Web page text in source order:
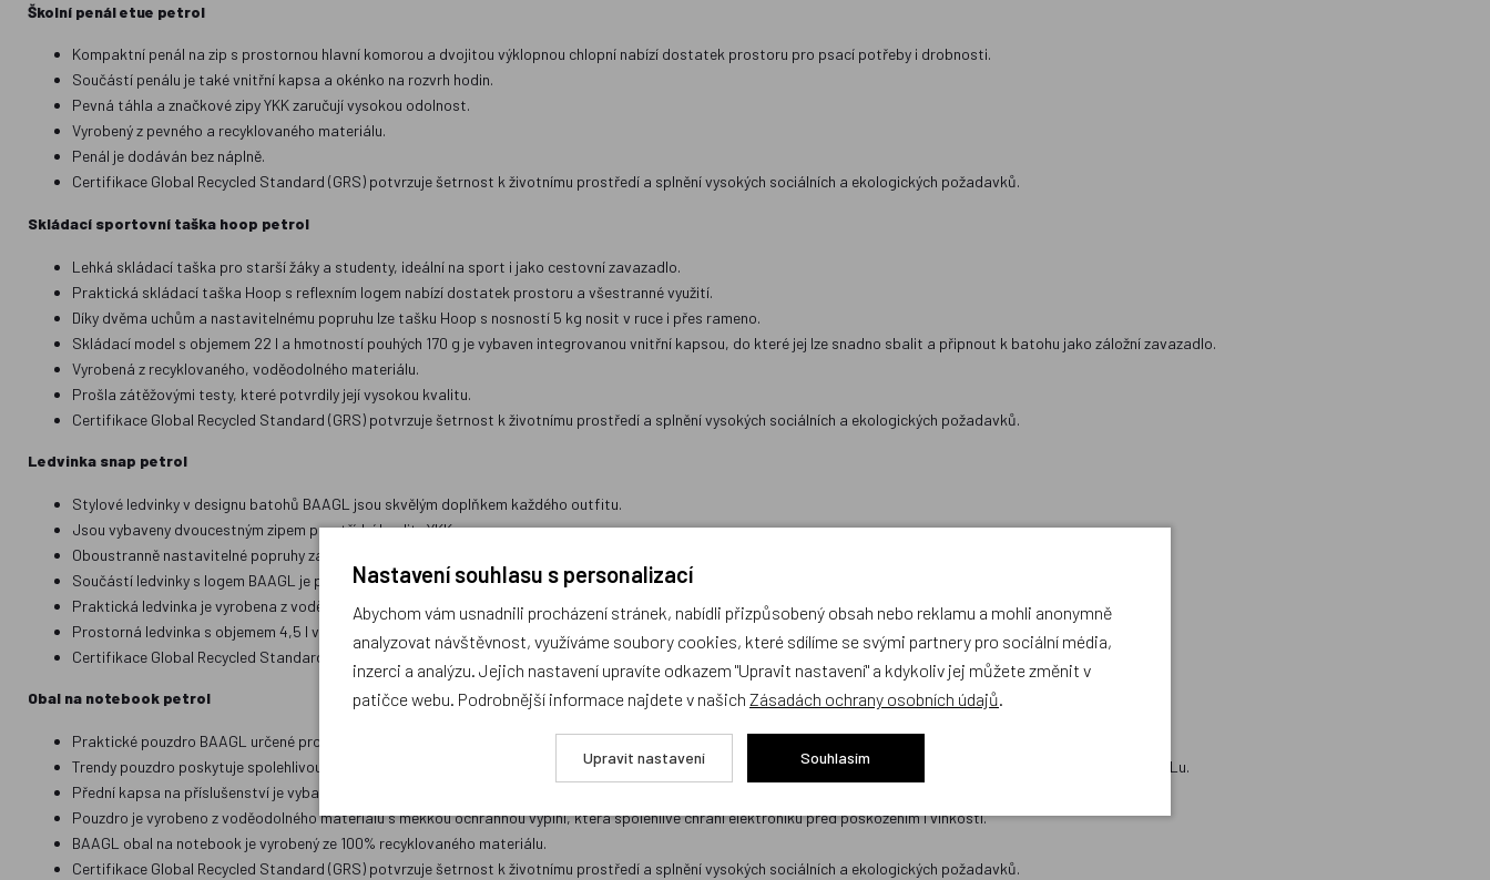
Školní penál etue petrol
Kompaktní penál na zip s prostornou hlavní komorou a dvojitou výklopnou chlopní nabízí dostatek prostoru pro psací potřeby i drobnosti.
Součástí penálu je také vnitřní kapsa a okénko na rozvrh hodin.
Pevná táhla a značkové zipy YKK zaručují vysokou odolnost.
Vyrobený z pevného a recyklovaného materiálu.
Penál je dodáván bez náplně.
Certifikace Global Recycled Standard (GRS) potvrzuje šetrnost k životnímu prostředí a splnění vysokých sociálních a ekologických požadavků.
Skládací sportovní taška hoop petrol
Lehká skládací taška pro starší žáky a studenty, ideální na sport i jako cestovní zavazadlo.
Praktická skládací taška Hoop s reflexním logem nabízí dostatek prostoru a všestranné využití.
Díky dvěma uchům a nastavitelnému popruhu lze tašku Hoop s nosností 5 kg nosit v ruce i přes rameno.
Skládací model s objemem 22 l a hmotností pouhých 170 g je vybaven integrovanou vnitřní kapsou, do které jej lze snadno sbalit a připnout k batohu jako záložní zavazadlo.
Vyrobená z recyklovaného, voděodolného materiálu.
Prošla zátěžovými testy, které potvrdily její vysokou kvalitu.
Certifikace Global Recycled Standard (GRS) potvrzuje šetrnost k životnímu prostředí a splnění vysokých sociálních a ekologických požadavků.
Ledvinka snap petrol
Stylové ledvinky v designu batohů BAAGL jsou skvělým doplňkem každého outfitu.
Jsou vybaveny dvoucestným zipem prvotřídní kvality YKK.
Oboustranně nastavitelné popruhy zaručují dokonalé přizpůsobení každé postavě.
Součástí ledvinky s logem BAAGL je pevná přezka značky MEICO.
Praktická ledvinka je vyrobena z voděodolného a recyklovaného materiálu.
Prostorná ledvinka s objemem 4,5 l váží pouhých 100 g.
Certifikace Global Recycled Standard (GRS) potvrzuje šetrnost k životnímu prostředí a splnění vysokých sociálních a ekologických požadavků.
Obal na notebook petrol
Praktické pouzdro BAAGL určené pro notebooky do maximální velikosti 15" poskytuje bezpečný prostor pro jejich uložení i přenášení.
Trendy pouzdro poskytuje spolehlivou ochranu notebooku v batohu i mimo něj a díky výběru z více než třiceti motivů jej lze snadno sladit s dalším vybavením od BAAGLu.
Přední kapsa na příslušenství je vybavena kvalitním zipem značky YKK pro dlouhou životnost a plynulé otevírání.
Pouzdro je vyrobeno z voděodolného materiálu s měkkou ochrannou výplní, která spolehlivě chrání elektroniku před poškozením i vlhkostí.
BAAGL obal na notebook je vyrobený ze 100% recyklovaného materiálu.
Certifikace Global Recycled Standard (GRS) potvrzuje šetrnost k životnímu prostředí a splnění vysokých sociálních a ekologických požadavků.
Nastavení souhlasu s personalizací
Abychom vám usnadnili procházení stránek, nabídli přizpůsobený obsah nebo reklamu a mohli anonymně
analyzovat návštěvnost, využíváme soubory cookies, které sdílíme se svými partnery pro sociální média,
inzerci a analýzu. Jejich nastavení upravíte odkazem "Upravit nastavení" a kdykoliv jej můžete změnit v
patičce webu. Podrobnější informace najdete v našich Zásadách ochrany osobních údajů.
Upravit nastavení Souhlasím